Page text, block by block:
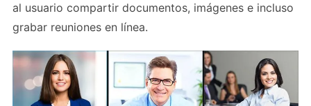
al usuario compartir documentos, imágenes e incluso
grabar reuniones en línea.